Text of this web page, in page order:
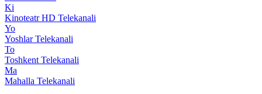
Ki
Kinoteatr HD Telekanali
Yo
Yoshlar Telekanali
To
Toshkent Telekanali
Ma
Mahalla Telekanali